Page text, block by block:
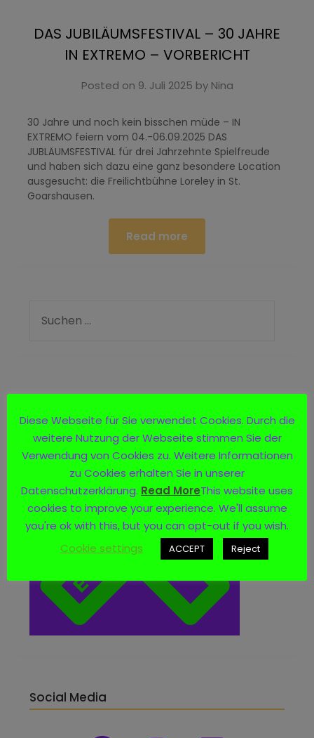
DAS JUBILÄUMSFESTIVAL – 30 JAHRE
IN EXTREMO – VORBERICHT
Posted on 9. Juli 2025 by Nina
30 Jahre und noch kein bisschen müde – IN
EXTREMO feiern vom 04.-06.09.2025 DAS
JUBLÄUMSFESTIVAL für drei Jahrzehnte Spielfreude
und haben sich dazu eine ganz besondere Location
ausgesucht: die Freilichtbühne Loreley in St.
Goarshausen.
Read more
Logo
Social Media
Diese Webseite für Sie verwendet Cookies. Durch die
weitere Nutzung der Webseite stimmen Sie der
Verwendung von Cookies zu. Weitere Informationen
zu Cookies erhalten Sie in unserer
Datenschutzerklärung. Read MoreThis website uses
cookies to improve your experience. We'll assume
you're ok with this, but you can opt-out if you wish.
Cookie settings
ACCEPT Reject